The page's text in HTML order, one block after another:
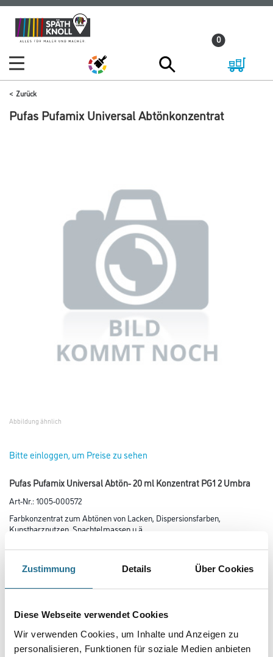
Zustimmung Details Über Cookies
Diese Webseite verwendet Cookies
Wir verwenden Cookies, um Inhalte und Anzeigen zu
personalisieren, Funktionen für soziale Medien anbieten
Zum
Inhalt
Zum
Navigationsmenü
0
Zurück
Pufas Pufamix Universal Abtönkonzentrat
Abbildung ähnlich
Bitte einloggen, um Preise zu sehen
Pufas Pufamix Universal Abtön- 20 ml Konzentrat PG1 2 Umbra
Art-Nr.:1005-000572
Farbkonzentrat zum Abtönen von Lacken, Dispersionsfarben,
Kunstharzputzen, Spachtelmassen u.ä..